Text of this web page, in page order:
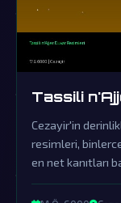
Tassili
Cezayir'in
resimleri,
en net kanıtları
çabalarının
tarihini kökten